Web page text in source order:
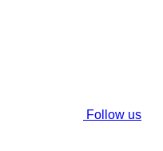
Follow us